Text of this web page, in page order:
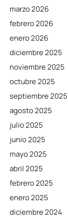
marzo 2026
febrero 2026
enero 2026
diciembre 2025
noviembre 2025
octubre 2025
septiembre 2025
agosto 2025
julio 2025
junio 2025
mayo 2025
abril 2025
febrero 2025
enero 2025
diciembre 2024